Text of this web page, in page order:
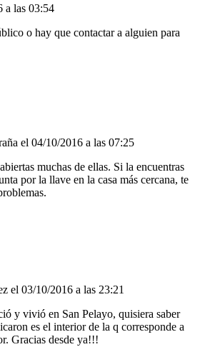
a las 03:54
o hay que contactar a alguien para
el 04/10/2016 a las 07:25
muchas de ellas. Si la encuentras
por la llave en la casa más cercana, te
el 03/10/2016 a las 23:21
y vivió en San Pelayo, quisiera saber
es el interior de la q corresponde a
Gracias desde ya!!!